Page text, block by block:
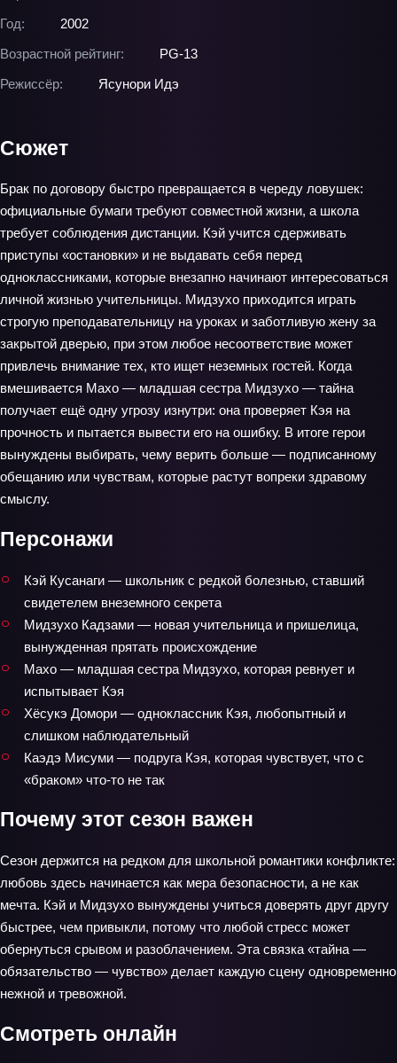
Год:
2002
Возрастной рейтинг:
PG-13
Режиссёр:
Ясунори Идэ
Сюжет
Брак по договору быстро превращается в череду ловушек:
официальные бумаги требуют совместной жизни, а школа
требует соблюдения дистанции. Кэй учится сдерживать
приступы «остановки» и не выдавать себя перед
одноклассниками, которые внезапно начинают интересоваться
личной жизнью учительницы. Мидзухо приходится играть
строгую преподавательницу на уроках и заботливую жену за
закрытой дверью, при этом любое несоответствие может
привлечь внимание тех, кто ищет неземных гостей. Когда
вмешивается Махо — младшая сестра Мидзухо — тайна
получает ещё одну угрозу изнутри: она проверяет Кэя на
прочность и пытается вывести его на ошибку. В итоге герои
вынуждены выбирать, чему верить больше — подписанному
обещанию или чувствам, которые растут вопреки здравому
смыслу.
Персонажи
Кэй Кусанаги — школьник с редкой болезнью, ставший
свидетелем внеземного секрета
Мидзухо Кадзами — новая учительница и пришелица,
вынужденная прятать происхождение
Махо — младшая сестра Мидзухо, которая ревнует и
испытывает Кэя
Хёсукэ Домори — одноклассник Кэя, любопытный и
слишком наблюдательный
Каэдэ Мисуми — подруга Кэя, которая чувствует, что с
«браком» что-то не так
Почему этот сезон важен
Сезон держится на редком для школьной романтики конфликте:
любовь здесь начинается как мера безопасности, а не как
мечта. Кэй и Мидзухо вынуждены учиться доверять друг другу
быстрее, чем привыкли, потому что любой стресс может
обернуться срывом и разоблачением. Эта связка «тайна —
обязательство — чувство» делает каждую сцену одновременно
нежной и тревожной.
Смотреть онлайн